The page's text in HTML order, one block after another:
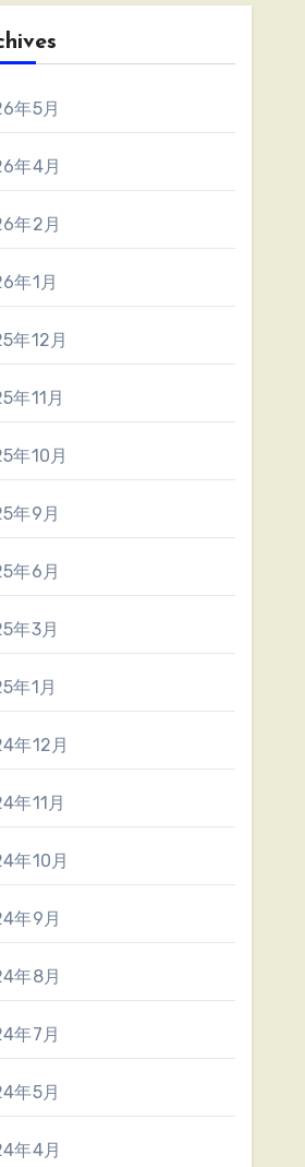
年5月
年4月
年2月
年1月
年12月
年11月
年10月
年9月
年6月
年3月
年1月
年12月
年11月
年10月
年9月
年8月
年7月
年5月
年4月